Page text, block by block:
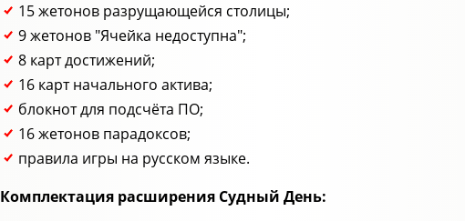
15 жетонов разрущающейся столицы;
9 жетонов "Ячейка недоступна";
8 карт достижений;
16 карт начального актива;
блокнот для подсчёта ПО;
16 жетонов парадоксов;
правила игры на русском языке.
Комплектация расширения Судный День: